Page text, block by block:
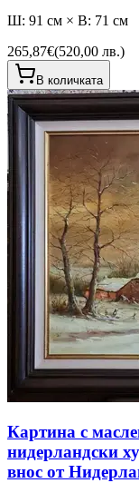
Ш: 91 см × В: 71 см
265,87€(520,00 лв.)
В количката
Картина с
нидерландски
внос от